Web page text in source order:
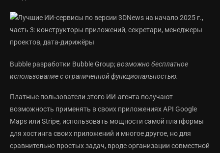
Bubble разработки Bubble Group;возможно бесплатное
использование с ограниченной функциональностью.
Платные пользователи этого ИИ-агента получают
возможность применять в своих приложениях API Google
Maps или Stripe, использовать мощности самой платформы
для хостинга своих приложений и многое другое, но для
сравнительно простых задач, вроде организации совместной